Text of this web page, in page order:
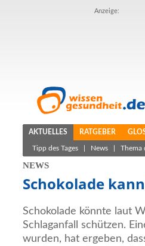
Anzeige:
AKTUELLES RATGEBER
Tipp des Tages News Thema
NEWS
Schokolade
Schokolade könnte laut
Schlaganfall schützen.
wurden, hat ergeben,